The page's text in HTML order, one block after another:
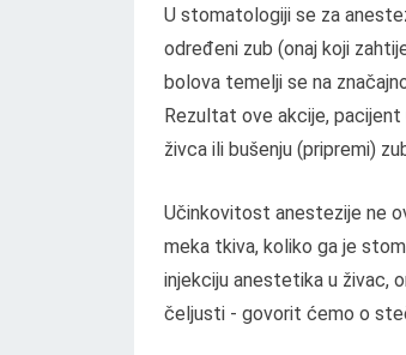
U stomatologiji se za
određeni zub (onaj koji
bolova temelji se na
Rezultat ove akcije,
živca ili bušenju (pripremi)
Učinkovitost anestezije ne
meka tkiva, koliko ga je
injekciju anestetika u živac,
čeljusti - govorit ćemo o